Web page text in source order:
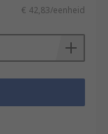
€ 42,83/eenheid